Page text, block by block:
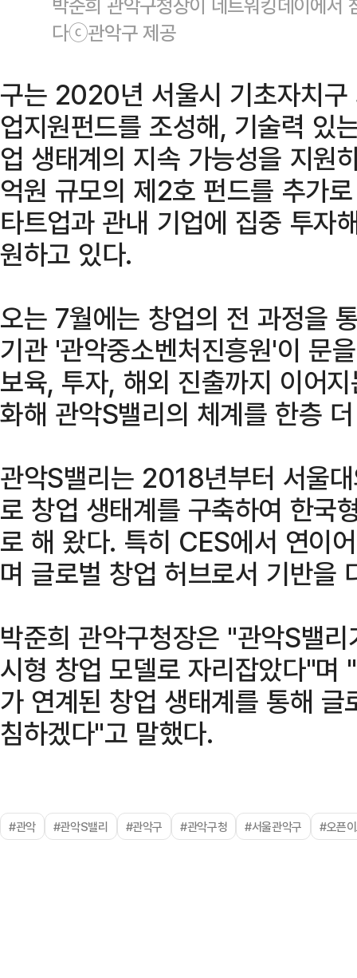
다ⓒ관악구 제공
구는 2020년 서울시 기초자치
업지원펀드를 조성해, 기술력 있
업 생태계의 지속 가능성을 지
억원 규모의 제2호 펀드를 추가
타트업과 관내 기업에 집중 투자
원하고 있다.
오는 7월에는 창업의 전 과정을
기관 '관악중소벤처진흥원'이 문
보육, 투자, 해외 진출까지 이어
화해 관악S밸리의 체계를 한층
관악S밸리는 2018년부터 서울
로 창업 생태계를 구축하여 한국
로 해 왔다. 특히 CES에서 연이
며 글로벌 창업 허브로서 기반을
박준희 관악구청장은 "관악S밸
시형 창업 모델로 자리잡았다"며
가 연계된 창업 생태계를 통해
침하겠다"고 말했다.
#관악 #관악S밸리 #관악구 #관악구청 #서울관악구 #오픈